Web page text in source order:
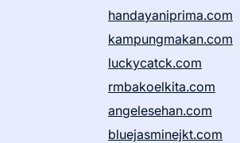
handayaniprima.com
kampungmakan.com
luckycatck.com
rmbakoelkita.com
angelesehan.com
bluejasminejkt.com